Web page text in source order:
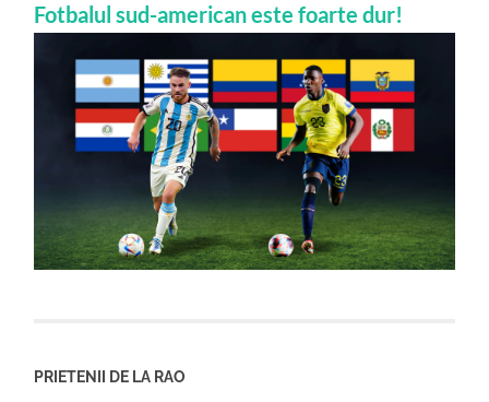
Fotbalul sud-american este foarte dur!
PRIETENII DE LA RAO